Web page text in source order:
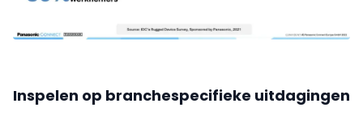
Inspelen op branchespecifieke uitdagingen